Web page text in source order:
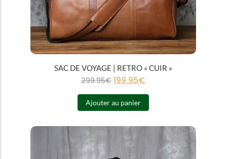
SAC DE VOYAGE | RETRO « CUIR »
299.95€ 199.95€
Ajouter au panier